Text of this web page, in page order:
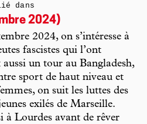
dans
2024)
2024, on s’intéresse à
fascistes qui l’ont
aussi un tour au Bangladesh,
sport de haut niveau et
on suit les luttes des
exilés de Marseille.
à Lourdes avant de rêver